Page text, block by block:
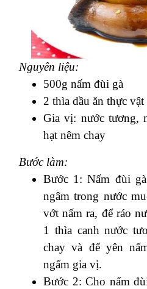
Nguyên liệu:
500g nấm đùi gà
2 thìa dầu ăn thực vật
Gia vị: nước tương,
hạt nêm chay
Bước làm:
Bước 1: Nấm đùi
ngâm trong nước
vớt nấm ra, để ráo
1 thìa canh nước
chay và để yên
ngấm gia vị.
Bước 2: Cho nấm